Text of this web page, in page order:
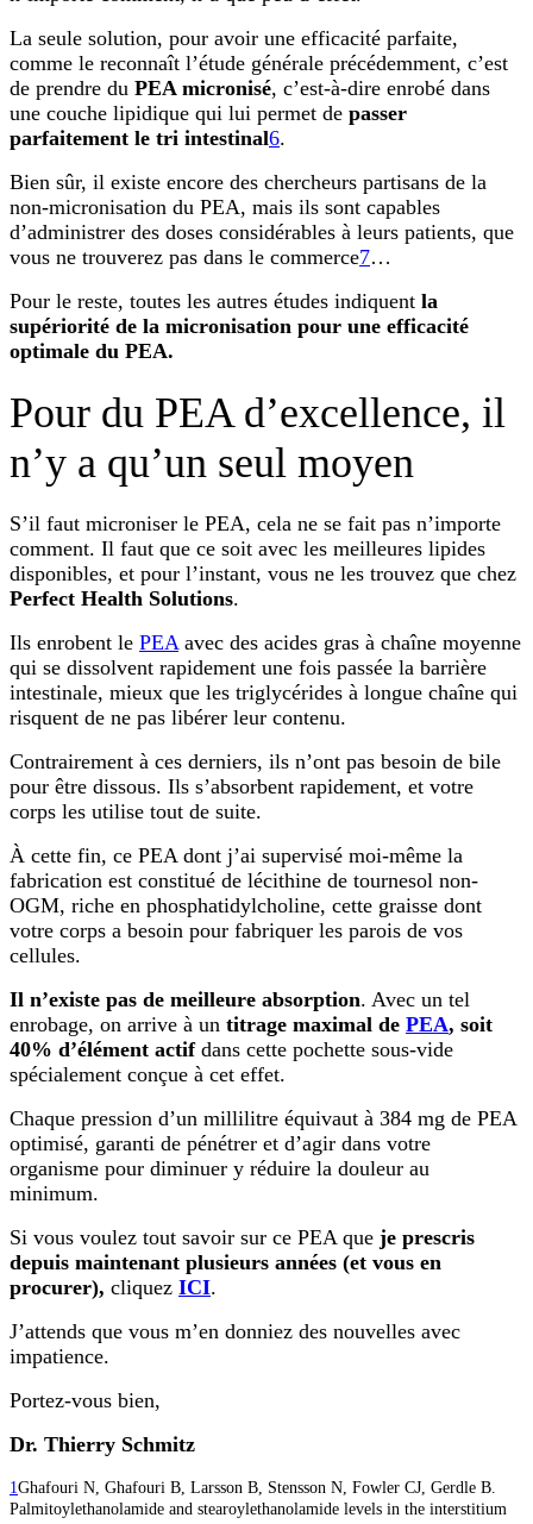
La seule solution, pour avoir une efficacité parfaite,
comme le reconnaît l’étude générale précédemment, c’est
de prendre du PEA micronisé, c’est-à-dire enrobé dans
une couche lipidique qui lui permet de passer
parfaitement le tri intestinal6.
Bien sûr, il existe encore des chercheurs partisans de la
non-micronisation du PEA, mais ils sont capables
d’administrer des doses considérables à leurs patients, que
vous ne trouverez pas dans le commerce7…
Pour le reste, toutes les autres études indiquent la
supériorité de la micronisation pour une efficacité
optimale du PEA.
Pour du PEA d’excellence, il
n’y a qu’un seul moyen
S’il faut microniser le PEA, cela ne se fait pas n’importe
comment. Il faut que ce soit avec les meilleures lipides
disponibles, et pour l’instant, vous ne les trouvez que chez
Perfect Health Solutions.
Ils enrobent le PEA avec des acides gras à chaîne moyenne
qui se dissolvent rapidement une fois passée la barrière
intestinale, mieux que les triglycérides à longue chaîne qui
risquent de ne pas libérer leur contenu.
Contrairement à ces derniers, ils n’ont pas besoin de bile
pour être dissous. Ils s’absorbent rapidement, et votre
corps les utilise tout de suite.
À cette fin, ce PEA dont j’ai supervisé moi-même la
fabrication est constitué de lécithine de tournesol non-
OGM, riche en phosphatidylcholine, cette graisse dont
votre corps a besoin pour fabriquer les parois de vos
cellules.
Il n’existe pas de meilleure absorption. Avec un tel
enrobage, on arrive à un titrage maximal de PEA, soit
40% d’élément actifdans cette pochette sous-vide
spécialement conçue à cet effet.
Chaque pression d’un millilitre équivaut à 384 mg de PEA
optimisé, garanti de pénétrer et d’agir dans votre
organisme pour diminuer y réduire la douleur au
minimum.
Si vous voulez tout savoir sur ce PEA que je prescris
depuis maintenant plusieurs années (et vous en
procurer), cliquez ICI.
J’attends que vous m’en donniez des nouvelles avec
impatience.
Portez-vous bien,
Dr. Thierry Schmitz
1 Ghafouri N, Ghafouri B, Larsson B, Stensson N, Fowler CJ, Gerdle B.
Palmitoylethanolamide and stearoylethanolamide levels in the interstitium